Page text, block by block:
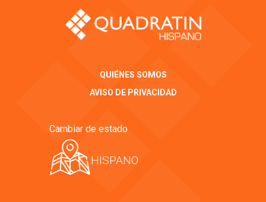
QUIÉNES SOMOS
AVISO DE PRIVACIDAD
Cambiar de estado
HISPANO